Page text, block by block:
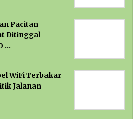
Pacitan
Ditinggal
…
WiFi Terbakar
Jalanan